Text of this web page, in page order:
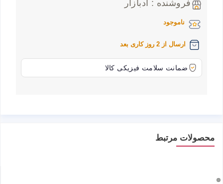
فروشنده : ادبازار
ناموجود
ارسال از 2 روز کاری بعد
ضمانت سلامت فیزیکی کالا
محصولات مرتبط